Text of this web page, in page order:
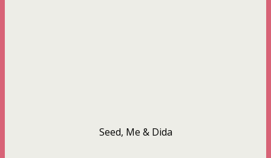
Seed, Me & Dida